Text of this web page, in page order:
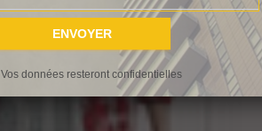
Vos données resteront confidentielles